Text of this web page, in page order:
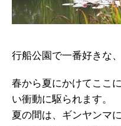
行船公園で一番好きな
春から夏にかけてここ
い衝動に駆られます。
夏の間は、ギンヤンマ